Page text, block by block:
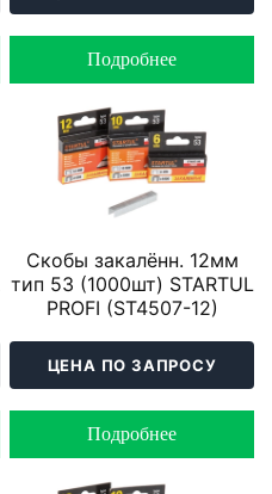
Подробнее
Скобы закалённ. 12мм
тип 53 (1000шт) STARTUL
PROFI (ST4507-12)
ЦЕНА ПО ЗАПРОСУ
Подробнее